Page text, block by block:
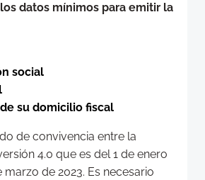
datos mínimos para emitir la
social
su domicilio fiscal
de convivencia entre la
4.0 que es del 1 de enero
marzo de 2023. Es necesario